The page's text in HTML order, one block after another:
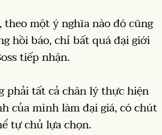
một ý nghĩa nào đó cũng
hồi báo, chỉ bất quá đại giới
tiếp nhận.
phải tất cả chân lý thực hiện
của mình làm đại giá, có chút
tự chủ lựa chọn.